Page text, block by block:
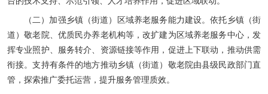
（二）加强乡镇（街道）区域养老服务能力建设。依托乡镇（街
道）敬老院、优质民办养老机构等，改扩建为区域养老服务中心，发
挥专业照护、服务转介、资源链接等作用，促进上下联动，推动供需
衔接。支持有条件的地方推动乡镇（街道）敬老院由县级民政部门直
管，探索推广委托运营，提升服务管理质效。